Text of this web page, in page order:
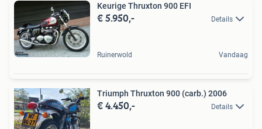
Keurige Thruxton 900 EFI
€ 5.950,- Details
Ruinerwold Vandaag
Triumph Thruxton 900 (carb.) 2006
€ 4.450,- Details